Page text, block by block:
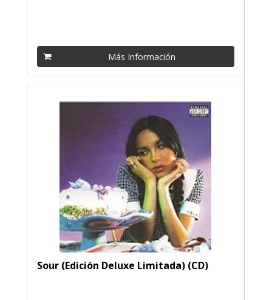
Más Información
Sour (Edición Deluxe Limitada) (CD)